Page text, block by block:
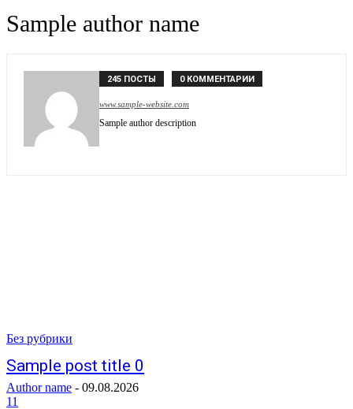
Sample author name
245 ПОСТЫ 0 КОММЕНТАРИИ
www.sample-website.com
Sample author description
Без рубрики
Sample post title 0
Author name - 09.08.2026
11